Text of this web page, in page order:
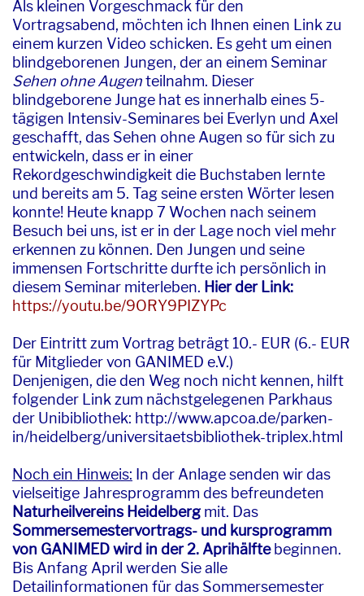
Als kleinen Vorgeschmack für den
Vortragsabend, möchten ich Ihnen einen Link zu
einem kurzen Video schicken. Es geht um einen
blindgeborenen Jungen, der an einem Seminar
Sehen ohne Augenteilnahm. Dieser
blindgeborene Junge hat es innerhalb eines 5-
tägigen Intensiv-Seminares bei Everlyn und Axel
geschafft, das Sehen ohne Augen so für sich zu
entwickeln, dass er in einer
Rekordgeschwindigkeit die Buchstaben lernte
und bereits am 5. Tag seine ersten Wörter lesen
konnte! Heute knapp 7 Wochen nach seinem
Besuch bei uns, ist er in der Lage noch viel mehr
erkennen zu können. Den Jungen und seine
immensen Fortschritte durfte ich persönlich in
diesem Seminar miterleben. Hier der Link:
https://youtu.be/9ORY9PIZYPc
Der Eintritt zum Vortrag beträgt 10.- EUR (6.- EUR
für Mitglieder von GANIMED e.V.)
Denjenigen, die den Weg noch nicht kennen, hilft
folgender Link zum nächstgelegenen Parkhaus
der Unibibliothek: http://www.apcoa.de/parken-
in/heidelberg/universitaetsbibliothek-triplex.html
Noch ein Hinweis: In der Anlage senden wir das
vielseitige Jahresprogramm des befreundeten
Naturheilvereins Heidelberg mit. Das
Sommersemestervortrags- und kursprogramm
von GANIMED wird in der 2. Aprihälftebeginnen.
Bis Anfang April werden Sie alle
Detailinformationen für das Sommersemester